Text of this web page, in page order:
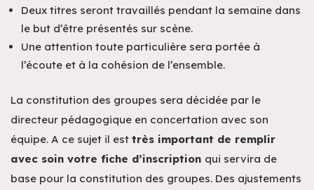
Deux titres seront travaillés pendant la semaine dans
le but d’être présentés sur scène.
Une attention toute particulière sera portée à
l’écoute et à la cohésion de l’ensemble.
La constitution des groupes sera décidée par le
directeur pédagogique en concertation avec son
équipe. A ce sujet il est très important de remplir
avec soin votre fiche d’inscription qui servira de
base pour la constitution des groupes. Des ajustements